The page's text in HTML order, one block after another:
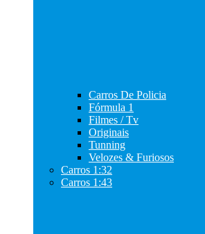
Carros De Policia
Fórmula 1
Filmes / Tv
Originais
Tunning
Velozes & Furiosos
Carros 1:32
Carros 1:43